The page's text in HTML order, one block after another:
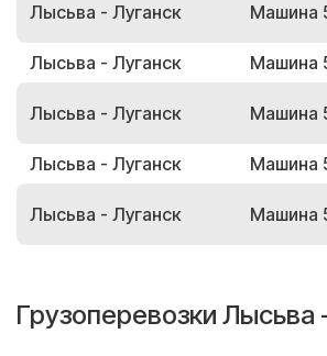
Лысьва - Луганск Машина
Лысьва - Луганск Машина
Лысьва - Луганск Машина
Лысьва - Луганск Машина
Лысьва - Луганск Машина
Грузоперевозки Лысьва